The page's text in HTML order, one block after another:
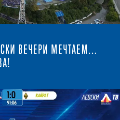
ВЕЧЕРИ МЕЧТАЕМ...